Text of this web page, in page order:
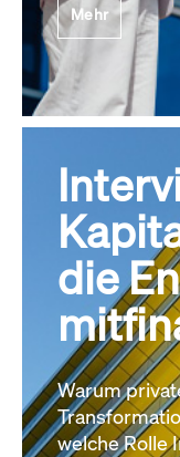
Mehr
die
Warum
welche Rolle